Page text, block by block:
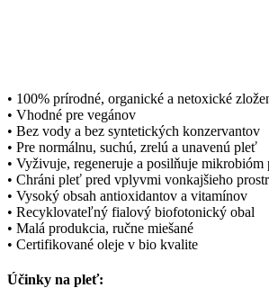
• 100% prírodné, organické a netoxické
• Vhodné pre vegánov
• Bez vody a bez syntetických konzervantov
• Pre normálnu, suchú, zrelú a unavenú pleť
• Vyživuje, regeneruje a posilňuje mikrobióm
• Chráni pleť pred vplyvmi vonkajšieho
• Vysoký obsah antioxidantov a vitamínov
• Recyklovateľný fialový biofotonický obal
• Malá produkcia, ručne miešané
• Certifikované oleje v bio kvalite
Účinky na pleť: